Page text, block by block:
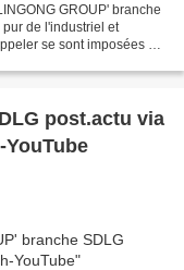
GROUP' branche
de l'industriel et
se sont imposées et
post.actu via
YouTube